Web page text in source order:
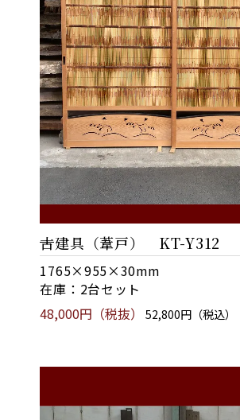
古建具（葦戸） KT-Y312
1765×955×30mm
在庫：2台セット
48,000円（税抜）
52,800円（税込）